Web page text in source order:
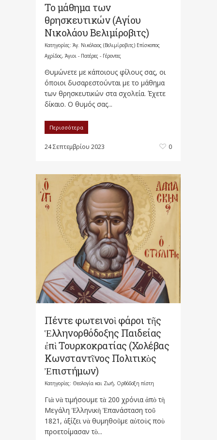
Το μάθημα των
θρησκευτικών (Αγίου
Νικολάου Βελιμίροβιτς)
Κατηγορίες: Άγ. Νικόλαος (Βελιμίροβιτς) Επίσκοπος
Αχρίδος, Άγιοι - Πατέρες - Γέροντες
Θυμώνετε με κάποιους φίλους σας, οι
όποιοι δυσαρεστούνται με το μάθημα
των θρησκευτικών στα σχολεία. Έχετε
δίκαιο. Ο θυμός σας...
Περισσότερα
24 Σεπτεμβρίου 2023 0
Πέντε φωτεινοὶ φάροι τῆς
Ἑλληνορθόδοξης Παιδείας
ἐπὶ Τουρκοκρατίας (Χολέβας
Κωνσταντῖνος Πολιτικὸς
Ἐπιστήμων)
Κατηγορίες: Θεολογία και Ζωή, Ορθόδοξη πίστη
Γιὰ νὰ τιμήσουμε τὰ 200 χρόνια ἀπὸ τὴ
Μεγάλη Ἑλληνικὴ Ἐπανάσταση τοῦ
1821, ἀξίζει νὰ θυμηθοῦμε αὐτοὺς ποὺ
προετοίμασαν τὸ...